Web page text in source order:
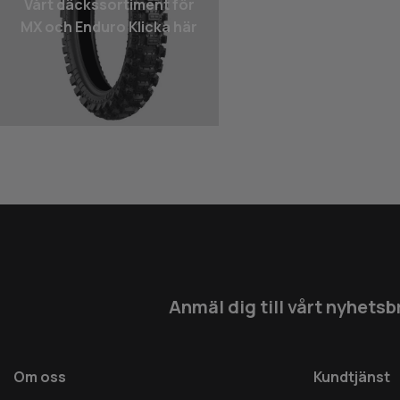
Vårt däcks­sortiment för
MX och Enduro Klicka här
Anmäl dig till vårt
Om oss Kundtjänst